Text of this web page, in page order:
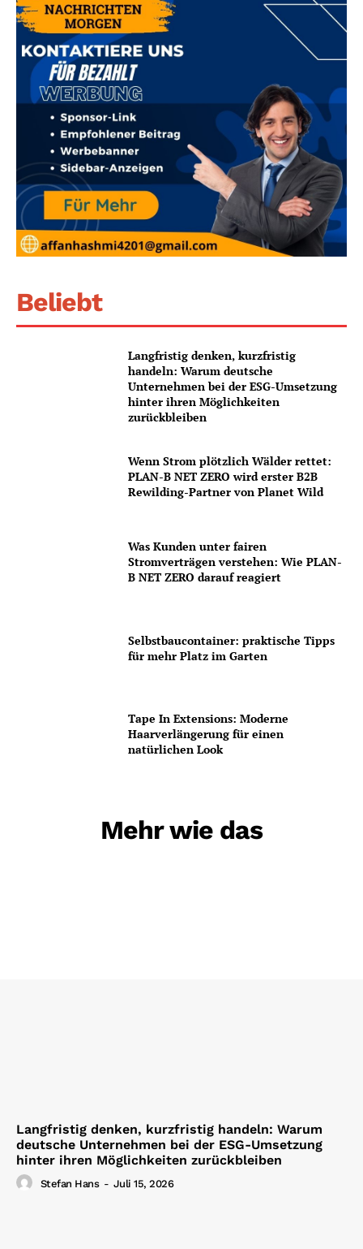
Beliebt
Langfristig denken, kurzfristig
handeln: Warum deutsche
Unternehmen bei der ESG-Umsetzung
hinter ihren Möglichkeiten
zurückbleiben
Wenn Strom plötzlich Wälder rettet:
PLAN-B NET ZERO wird erster B2B
Rewilding-Partner von Planet Wild
Was Kunden unter fairen
Stromverträgen verstehen: Wie PLAN-
B NET ZERO darauf reagiert
Selbstbaucontainer: praktische Tipps
für mehr Platz im Garten
Tape In Extensions: Moderne
Haarverlängerung für einen
natürlichen Look
Mehr wie das
Langfristig denken, kurzfristig handeln: Warum
deutsche Unternehmen bei der ESG-Umsetzung
hinter ihren Möglichkeiten zurückbleiben
Stefan Hans - Juli 15, 2026